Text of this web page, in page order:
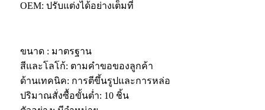
OEM: ปรับแต่งได้อย่างเต็มที่
ขนาด : มาตรฐาน
สีและโลโก้: ตามคำขอของลูกค้า
ด้านเทคนิค: การตีขึ้นรูปและการหล่อ
ปริมาณสั่งซื้อขั้นต่ำ: 10 ชิ้น